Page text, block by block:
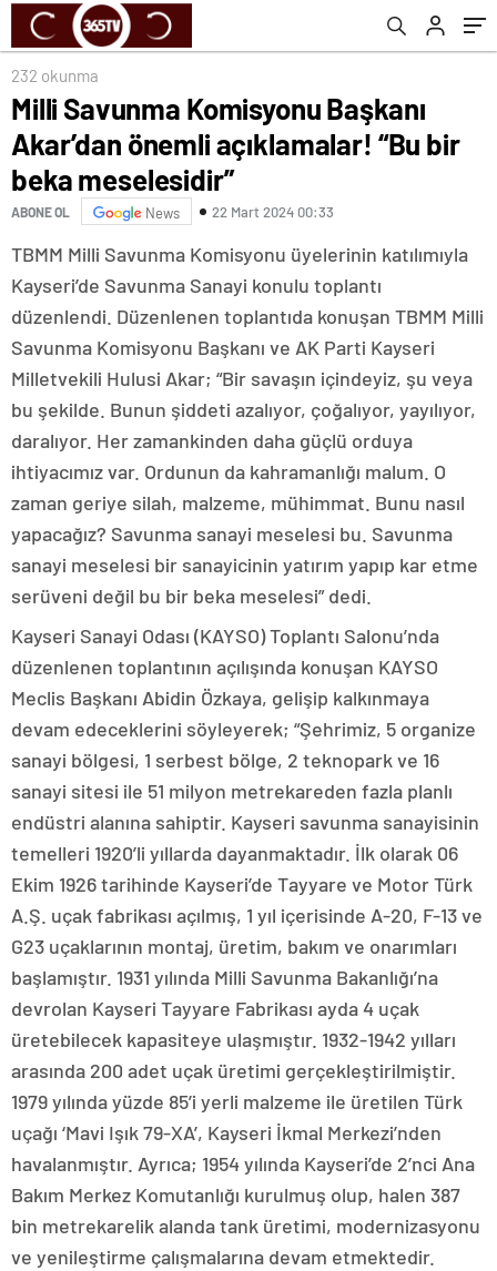
meselesidir”
232 okunma
Milli Savunma Komisyonu Başkanı
Akar’dan önemli açıklamalar! “Bu bir
beka meselesidir”
ABONE OL News 22 Mart 2024 00:33
TBMM Milli Savunma Komisyonu üyelerinin katılımıyla
Kayseri’de Savunma Sanayi konulu toplantı
düzenlendi. Düzenlenen toplantıda konuşan TBMM Milli
Savunma Komisyonu Başkanı ve AK Parti Kayseri
Milletvekili Hulusi Akar; “Bir savaşın içindeyiz, şu veya
bu şekilde. Bunun şiddeti azalıyor, çoğalıyor, yayılıyor,
daralıyor. Her zamankinden daha güçlü orduya
ihtiyacımız var. Ordunun da kahramanlığı malum. O
zaman geriye silah, malzeme, mühimmat. Bunu nasıl
yapacağız? Savunma sanayi meselesi bu. Savunma
sanayi meselesi bir sanayicinin yatırım yapıp kar etme
serüveni değil bu bir beka meselesi” dedi.
Kayseri Sanayi Odası (KAYSO) Toplantı Salonu’nda
düzenlenen toplantının açılışında konuşan KAYSO
Meclis Başkanı Abidin Özkaya, gelişip kalkınmaya
devam edeceklerini söyleyerek; “Şehrimiz, 5 organize
sanayi bölgesi, 1 serbest bölge, 2 teknopark ve 16
sanayi sitesi ile 51 milyon metrekareden fazla planlı
endüstri alanına sahiptir. Kayseri savunma sanayisinin
temelleri 1920’li yıllarda dayanmaktadır. İlk olarak 06
Ekim 1926 tarihinde Kayseri’de Tayyare ve Motor Türk
A.Ş. uçak fabrikası açılmış, 1 yıl içerisinde A-20, F-13 ve
G23 uçaklarının montaj, üretim, bakım ve onarımları
başlamıştır. 1931 yılında Milli Savunma Bakanlığı’na
devrolan Kayseri Tayyare Fabrikası ayda 4 uçak
üretebilecek kapasiteye ulaşmıştır. 1932-1942 yılları
arasında 200 adet uçak üretimi gerçekleştirilmiştir.
1979 yılında yüzde 85’i yerli malzeme ile üretilen Türk
uçağı ‘Mavi Işık 79-XA’, Kayseri İkmal Merkezi’nden
havalanmıştır. Ayrıca; 1954 yılında Kayseri’de 2’nci Ana
Bakım Merkez Komutanlığı kurulmuş olup, halen 387
bin metrekarelik alanda tank üretimi, modernizasyonu
ve yenileştirme çalışmalarına devam etmektedir.